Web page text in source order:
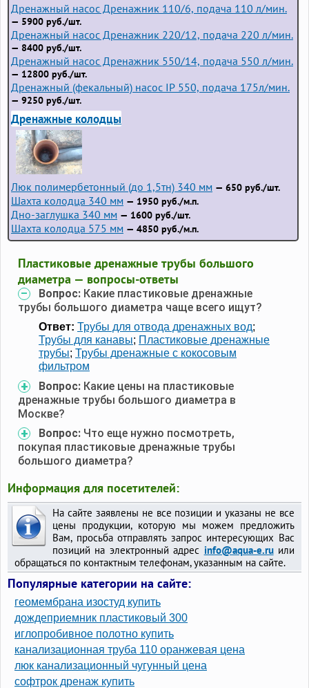
Дренажный насос Дренажник 110/6, подача 110 л/мин.
— 5900 руб./шт.
Дренажный насос Дренажник 220/12, подача 220 л/мин.
— 8400 руб./шт.
Дренажный насос Дренажник 550/14, подача 550 л/мин.
— 12800 руб./шт.
Дренажный (фекальный) насос IP 550, подача 175л/мин.
— 9250 руб./шт.
Дренажные колодцы
Люк полимербетонный (до 1,5тн) 340 мм — 650 руб./шт.
Шахта колодца 340 мм — 1950 руб./м.п.
Дно-заглушка 340 мм — 1600 руб./шт.
Шахта колодца 575 мм — 4850 руб./м.п.
Пластиковые дренажные трубы большого
диаметра — вопросы-ответы
Вопрос: Какие пластиковые дренажные
трубы большого диаметра чаще всего ищут?
Ответ: Трубы для отвода дренажных вод;
Трубы для канавы; Пластиковые дренажные
трубы; Трубы дренажные с кокосовым
фильтром
Вопрос: Какие цены на пластиковые
дренажные трубы большого диаметра в
Москве?
Вопрос: Что еще нужно посмотреть,
покупая пластиковые дренажные трубы
большого диаметра?
Информация для посетителей:
На сайте заявлены не все позиции и указаны не все
цены продукции, которую мы можем предложить
Вам, просьба отправлять запрос интересующих Вас
позиций на электронный адрес info@aqua-e.ruили
обращаться по контактным телефонам, указанным на сайте.
Популярные категории на сайте:
геомембрана изостуд купить
дождеприемник пластиковый 300
иглопробивное полотно купить
канализационная труба 110 оранжевая цена
люк канализационный чугунный цена
софтрок дренаж купить